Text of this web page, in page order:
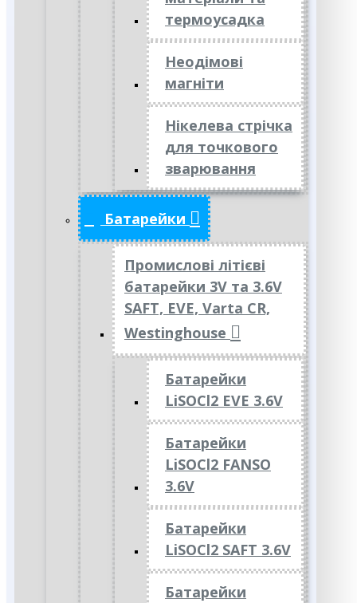
термоусадка
Неодімові
магніти
Нікелева стрічка
для точкового
зварювання
Батарейки
Промислові літієві
батарейки 3V та 3.6V
SAFT, EVE, Varta CR,
Westinghouse
Батарейки
LiSOCl2 EVE 3.6V
Батарейки
LiSOCl2 FANSO
3.6V
Батарейки
LiSOCl2 SAFT 3.6V
Батарейки